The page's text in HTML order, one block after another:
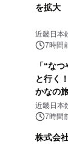
を拡大
近畿日本
7時間
「“な
と行く
かなの
近畿日本
7時間
株式会